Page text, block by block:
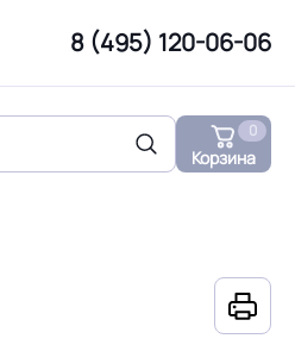
8 (495) 120-06-06
Корзина
0